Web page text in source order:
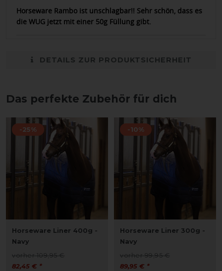
Horseware Rambo ist unschlagbar!! Sehr schön, dass es
die WUG jetzt mit einer 50g Füllung gibt.
DETAILS ZUR PRODUKTSICHERHEIT
Das perfekte Zubehör für dich
-25%
Horseware Liner 400g -
Navy
vorher 109,95 €
82,45 € *
-10%
Horseware Liner 300g -
Navy
vorher 99,95 €
89,95 € *